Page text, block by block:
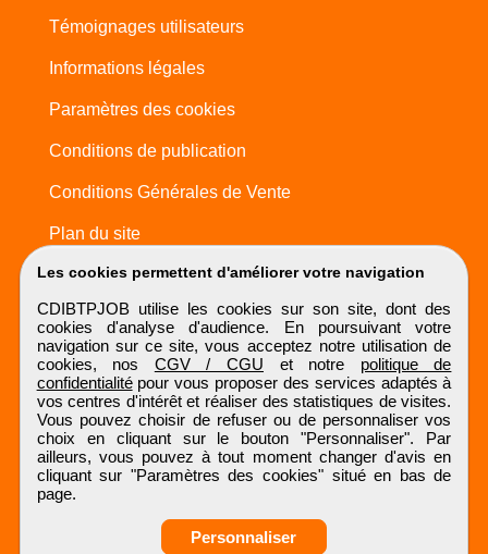
Les cookies permettent d'améliorer votre navigation
CDIBTPJOB utilise les cookies sur son site, dont des
cookies d'analyse d'audience. En poursuivant votre
navigation sur ce site, vous acceptez notre utilisation de
cookies, nos CGV / CGU et notre politique de
confidentialitépour vous proposer des services adaptés à
vos centres d'intérêt et réaliser des statistiques de visites.
Vous pouvez choisir de refuser ou de personnaliser vos
choix en cliquant sur le bouton "Personnaliser". Par
ailleurs, vous pouvez à tout moment changer d'avis en
cliquant sur "Paramètres des cookies" situé en bas de
page.
Personnaliser
Témoignages utilisateurs
Informations légales
Paramètres des cookies
Conditions de publication
Conditions Générales de Vente
Plan du site